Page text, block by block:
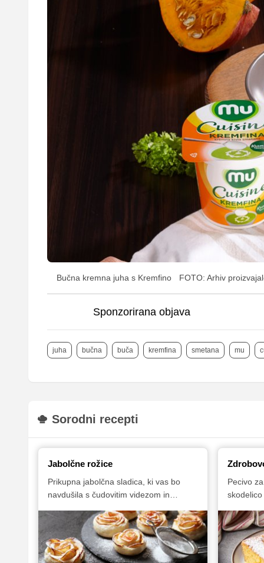
Bučna kremna juha s Kremfino FOTO: Arhiv
Sponzorirana objava
juha bučna buča kremfina smetana mu
Sorodni recepti
Jabolčne rožice
Prikupna jabolčna sladica, ki vas bo
navdušila s čudovitim videzom in
Pecivo